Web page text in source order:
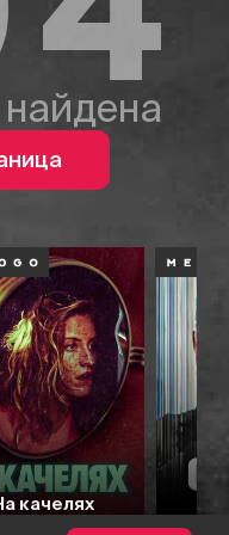
качелях